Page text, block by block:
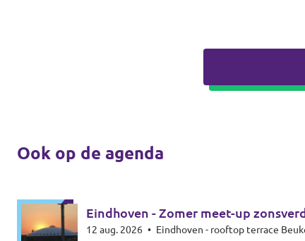
Ook op de agenda
Eindhoven - Zomer meet-up
12 aug. 2026 • Eindhoven - rooftop terrace